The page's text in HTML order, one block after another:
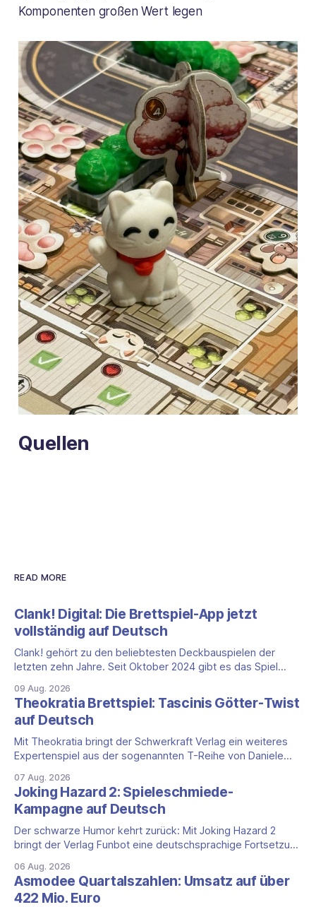
Komponenten großen Wert legen
Quellen
READ MORE
Clank! Digital: Die Brettspiel-App jetzt
vollständig auf Deutsch
Clank! gehört zu den beliebtesten Deckbauspielen der
letzten zehn Jahre. Seit Oktober 2024 gibt es das Spiel
für die DACH-Region: Clank! Digital ist komplett auf Deutsch
lokalisiert, Benutzeroberfläche, Sprachausgabe und
Untertitel inklusive. Was steckt hinter Clank!? Clank!: A
Deck-
09 Aug. 2026
Theokratia Brettspiel: Tascinis Götter-Twist
auf Deutsch
Mit Theokratia bringt der Schwerkraft Verlag ein weiteres
Expertenspiel aus der sogenannten T-Reihe von Daniele
Tekhenu und Tzolk'in gehören. Der Aufhänger ist ein
ungewöhnlicher Perspektivwechsel: Sie steuern nicht die
eigene Zivilisation, sondern eine hochentwickelte
außerirdische Gottheit, die vier
07 Aug. 2026
Joking Hazard 2: Spieleschmiede-
Kampagne auf Deutsch
Der schwarze Humor kehrt zurück: Mit Joking Hazard 2
bringt der Verlag Funbot eine deutschsprachige Fortsetzung
Happiness (Explosm) auf die Spieleschmiede. Wir ordnen
ein, was die Kampagne unter dem Motto „Die fiesen
Comics sind zurück!" bietet und wo sie schweigt.
06 Aug. 2026
Asmodee Quartalszahlen: Umsatz auf über
422 Mio. Euro